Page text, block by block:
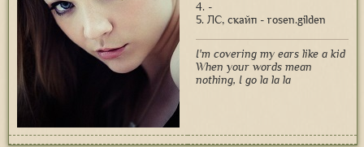
4. -
5. ЛС, скайп - rosen.gilden
I'm covering my ears like a kid
When your words mean
nothing, I go la la la